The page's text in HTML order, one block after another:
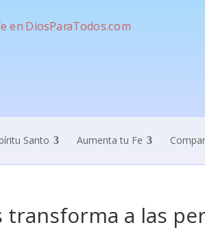
Santo Aumenta tu Fe
transforma a las